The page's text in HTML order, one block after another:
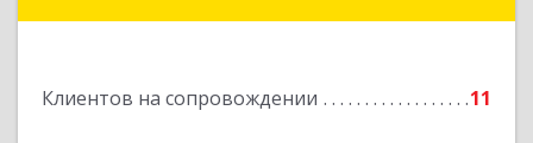
Клиентов на сопровождении 11